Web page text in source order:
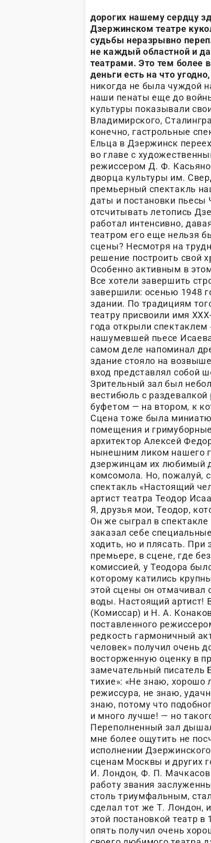
дорогих нашему сердцу
Дзержинском театре
судьбы неразрывно
не каждый областной и
театрами. Это тем более
деньги есть на что
никогда не была чуждой
наши пенаты еще до
культуры показывали
Владимирского,
конечно, гастрольные
Ельца в Дзержинск
во главе с
режиссером Д. Ф.
дворца культуры им.
премьерный спектакль
даты и постановки пьесы
отсчитывать летопись
работал интенсивно,
театром его еще нельзя
сцены? Несмотря на
решение построить свой
Особенно активным в
Все хотели завершить
завершили: осенью 1948
здании. По традициям
театру присвоили имя
года открыли
нашумевшей пьесе
самом деле напоминал
здание стояло на
вход представлял собой
Зрительный зал был
вестибюль с
буфетом — на втором, к
Сцена тоже была
помещения и
архитектор Алексей
нынешним ликом нашего
дзержинцам их любимый
комсомола. Но, пожалуй,
спектакль «Настоящий
артист театра Теодор
Я, друзья мои, Теодор,
Он же сыграл в
заказал себе
ходить, но и плясать. При
премьере, в сцене, где
комиссией, у Теодора
которому катились
этой сцены он отмачивал
воды. Настоящий артист!
(Комиссар) и Н. А.
поставленного
редкость гармоничный
человек» получил очень
восторженную оценку в
замечательный писатель
тихие»: «Не знаю, хорошо
режиссура, не знаю,
знаю, потому что
и много лучше! — но
Переполненный зал
мне более ощутить не
исполнении
сценам Москвы и других
И. Лондон, Ф. П. Мачкасов
работу звания
столь триумфальным,
сделал тот же Т. Лондон,
этой постановкой театр
опять получил очень